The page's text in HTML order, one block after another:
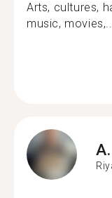
Arts, cultures,
music,
A.